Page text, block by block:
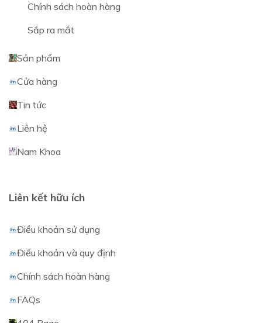
Chính sách hoàn hàng
Sắp ra mắt
Sản phẩm
Cửa hàng
Tin tức
Liên hệ
Nam Khoa
Liên kết hữu ích
Điều khoản sử dụng
Điều khoản và quy định
Chính sách hoàn hàng
FAQs